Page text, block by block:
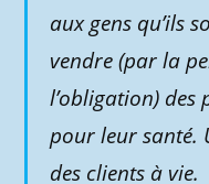
aux gens qu’ils
vendre (par la
l’obligation)
pour leur santé.
des clients à vie.